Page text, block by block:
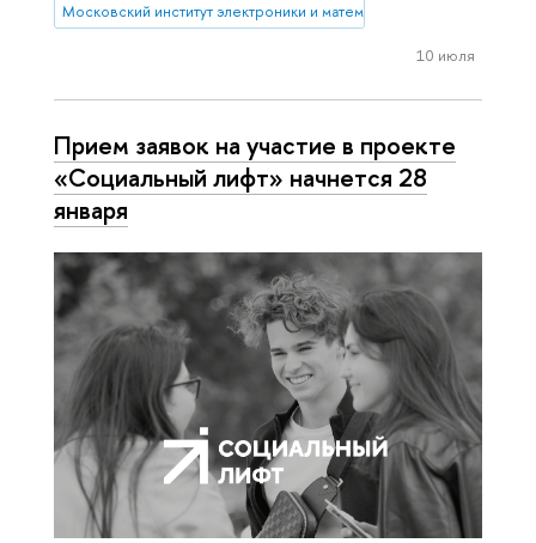
Московский институт электроники и математики им. А.Н. Тихонова
10 июля
Прием заявок на участие в проекте
«Социальный лифт» начнется 28
января